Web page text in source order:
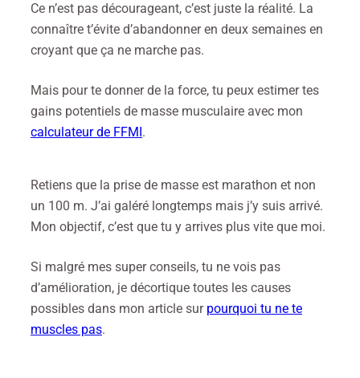
Ce n’est pas décourageant, c’est juste la réalité. La
connaître t’évite d’abandonner en deux semaines en
croyant que ça ne marche pas.
Mais pour te donner de la force, tu peux estimer tes
gains potentiels de masse musculaire avec mon
calculateur de FFMI.
Retiens que la prise de masse est marathon et non
un 100 m. J’ai galéré longtemps mais j’y suis arrivé.
Mon objectif, c’est que tu y arrives plus vite que moi.
Si malgré mes super conseils, tu ne vois pas
d’amélioration, je décortique toutes les causes
possibles dans mon article sur pourquoi tu ne te
muscles pas.